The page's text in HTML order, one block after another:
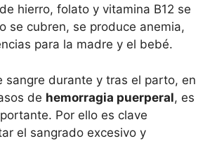
hierro, folato y vitamina B12 se
se cubren, se produce anemia,
para la madre y el bebé.
sangre durante y tras el parto, en
de hemorragia puerperal, es
Por ello es clave
el sangrado excesivo y